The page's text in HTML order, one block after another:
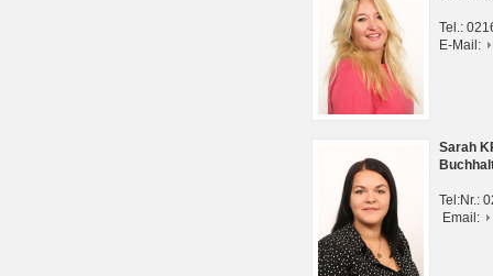
Tel.:
E-Mail:
Sarah
Tel:Nr.:
Email: